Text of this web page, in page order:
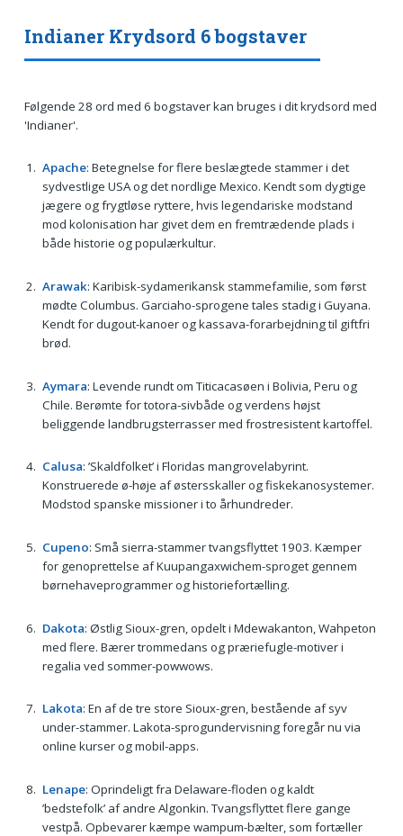
Indianer Krydsord 6 bogstaver
Følgende 28 ord med 6 bogstaver kan bruges i dit krydsord med
'Indianer'.
Apache: Betegnelse for flere beslægtede stammer i det
sydvestlige USA og det nordlige Mexico. Kendt som dygtige
jægere og frygtløse ryttere, hvis legendariske modstand
mod kolonisation har givet dem en fremtrædende plads i
både historie og populærkultur.
Arawak: Karibisk-sydamerikansk stammefamilie, som først
mødte Columbus. Garciaho-sprogene tales stadig i Guyana.
Kendt for dugout-kanoer og kassava-forarbejdning til giftfri
brød.
Aymara: Levende rundt om Titicacasøen i Bolivia, Peru og
Chile. Berømte for totora-sivbåde og verdens højst
beliggende landbrugsterrasser med frostresistent kartoffel.
Calusa: ’Skaldfolket’ i Floridas mangrovelabyrint.
Konstruerede ø-høje af østersskaller og fiskekanosystemer.
Modstod spanske missioner i to århundreder.
Cupeno: Små sierra-stammer tvangsflyttet 1903. Kæmper
for genoprettelse af Kuupangaxwichem-sproget gennem
børnehaveprogrammer og historiefortælling.
Dakota: Østlig Sioux-gren, opdelt i Mdewakanton, Wahpeton
med flere. Bærer trommedans og præriefugle-motiver i
regalia ved sommer-powwows.
Lakota: En af de tre store Sioux-gren, bestående af syv
under-stammer. Lakota-sprogundervisning foregår nu via
online kurser og mobil-apps.
Lenape: Oprindeligt fra Delaware-floden og kaldt
’bedstefolk’ af andre Algonkin. Tvangsflyttet flere gange
vestpå. Opbevarer kæmpe wampum-bælter, som fortæller